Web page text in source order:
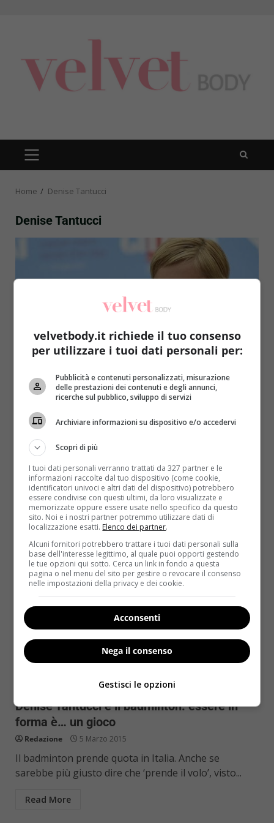
PRIMARY
MENU
Home Denise Tantucci
Denise Tantucci
Denise Tantucci: “Nuoto e cammino tutti i
giorni, ma la mia vera passione è il
badminton”
Raffaella Mazzei
Denise Tantucci ha solo 18 anni eppure ha già
partecipato a diverse produzioni televisive quali Un
medico...
Read More
Denise Tantucci e il badminton: essere in
forma è… un gioco
Redazione 5 Marzo 2015
Il badminton prende quota in Italia. Anche se
sarebbe più giusto dire che ‘prende il volo’, visto...
Read More
velvetbody.it richiede il tuo consenso
per utilizzare i tuoi dati personali per:
Pubblicità e contenuti personalizzati, misurazione
delle prestazioni dei contenuti e degli annunci,
ricerche sul pubblico, sviluppo di servizi
Archiviare informazioni su dispositivo e/o accedervi
Scopri di più
I tuoi dati personali verranno trattati da 327 partner e le
informazioni raccolte dal tuo dispositivo (come cookie,
identificatori univoci e altri dati del dispositivo) potrebbero
essere condivise con questi ultimi, da loro visualizzate e
memorizzate oppure essere usate nello specifico da questo
sito. Noi e i nostri partner potremmo utilizzare dati di
localizzazione esatti. Elenco dei partner.
Alcuni fornitori potrebbero trattare i tuoi dati personali sulla
base dell'interesse legittimo, al quale puoi opporti gestendo
le tue opzioni qui sotto. Cerca un link in fondo a questa
pagina o nel menu del sito per gestire o revocare il consenso
nelle impostazioni della privacy e dei cookie.
Acconsenti
Nega il consenso
Gestisci le opzioni